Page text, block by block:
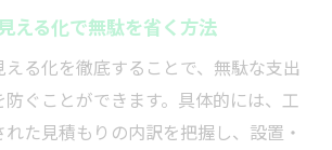
える化で無駄を省く方法
る化を徹底することで、無駄な支出
ぐことができます。具体的には、工
た見積もりの内訳を把握し、設置・